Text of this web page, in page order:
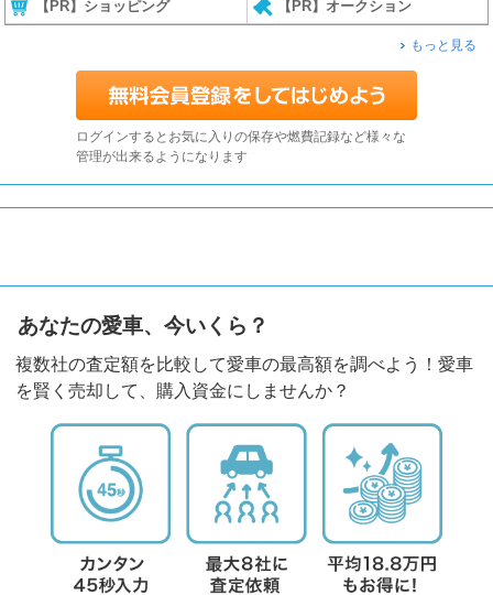
【PR】ショッピング 【PR】オークション
もっと見る
ログインするとお気に入りの保存や燃費記録など様々な
管理が出来るようになります
あなたの愛車、今いくら？
複数社の査定額を比較して愛車の最高額を調べよう！愛車
を賢く売却して、購入資金にしませんか？